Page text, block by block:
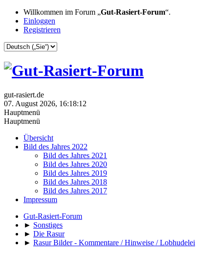
Willkommen im Forum „Gut-Rasiert-Forum“.
Einloggen
Registrieren
gut-rasiert.de
07. August 2026, 16:18:12
Hauptmenü
Hauptmenü
Übersicht
Bild des Jahres 2022
Bild des Jahres 2021
Bild des Jahres 2020
Bild des Jahres 2019
Bild des Jahres 2018
Bild des Jahres 2017
Impressum
Gut-Rasiert-Forum
► Sonstiges
► Die Rasur
► Rasur Bilder - Kommentare / Hinweise / Lobhudelei